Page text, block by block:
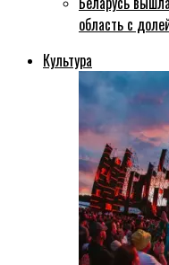
область с
Культура